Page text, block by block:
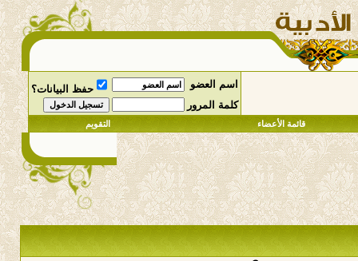
اسم العضو
حفظ البيانات؟
كلمة المرور
قائمة الأعضاء التقويم